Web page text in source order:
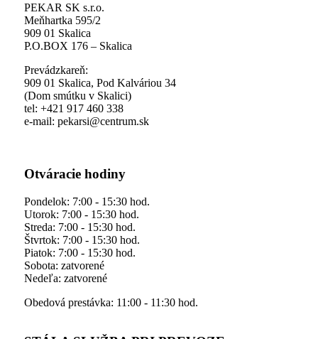
PEKAR SK s.r.o.
Meňhartka 595/2
909 01 Skalica
P.O.BOX 176 – Skalica
Prevádzkareň:
909 01 Skalica, Pod Kalváriou 34
(Dom smútku v Skalici)
tel: +421 917 460 338
e-mail: pekarsi@centrum.sk
Otváracie hodiny
Pondelok: 7:00 - 15:30 hod.
Utorok: 7:00 - 15:30 hod.
Streda: 7:00 - 15:30 hod.
Štvrtok: 7:00 - 15:30 hod.
Piatok: 7:00 - 15:30 hod.
Sobota: zatvorené
Nedeľa: zatvorené
Obedová prestávka: 11:00 - 11:30 hod.